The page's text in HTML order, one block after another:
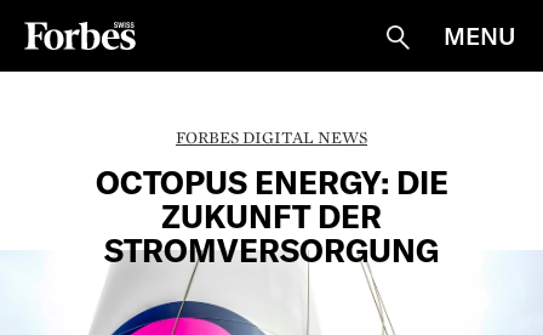
Suche
MENU
FORBES DIGITAL NEWS
OCTOPUS ENERGY: DIE
ZUKUNFT DER
STROMVERSORGUNG